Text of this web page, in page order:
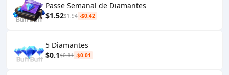
Passe Semanal de Diamantes
$1.52$1.94 -$0.42
5 Diamantes
$0.1$0.11 -$0.01